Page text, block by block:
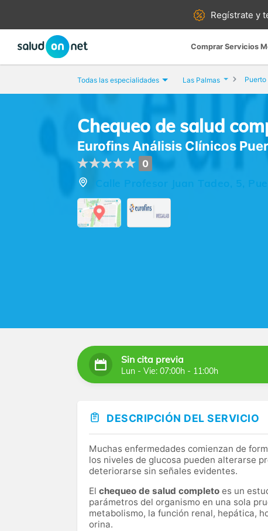
Regístrate y
Comprar Servicios
Todas las especialidades Las Palmas Puerto
Chequeo de salud
Eurofins Análisis Clínicos
0
Calle Profesor Juan Tadeo, 5,
Sin cita previa
Lun - Vie: 07:00h - 11:00h
DESCRIPCIÓN DEL SERVICIO
Muchas enfermedades comienzan de
los niveles de glucosa pueden alterarse
deteriorarse sin señales evidentes.
El chequeo de salud completo es un
parámetros del organismo en una sola
metabolismo, la función renal, hepática,
orina.